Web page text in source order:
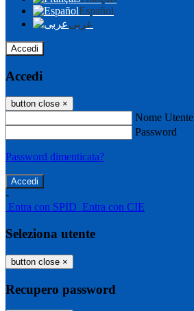
Español
عربى
Accedi
Accedi
button close ×
Nome Utente
Password
Password dimenticata?
-
Entra con SPID Entra con CIE
Seleziona utente
button close ×
Recupero password